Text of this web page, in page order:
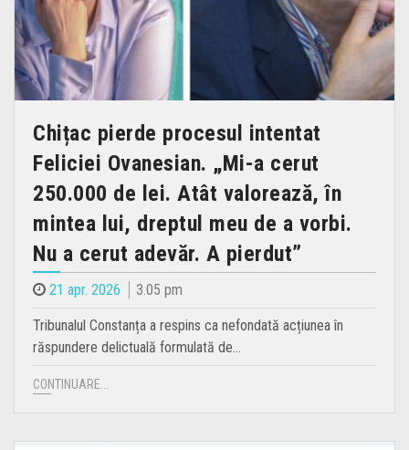
Chițac pierde procesul intentat
Feliciei Ovanesian. „Mi-a cerut
250.000 de lei. Atât valorează, în
mintea lui, dreptul meu de a vorbi.
Nu a cerut adevăr. A pierdut”
21 apr. 2026 3.05 pm
Tribunalul Constanța a respins ca nefondată acțiunea în
răspundere delictuală formulată de…
CONTINUARE...